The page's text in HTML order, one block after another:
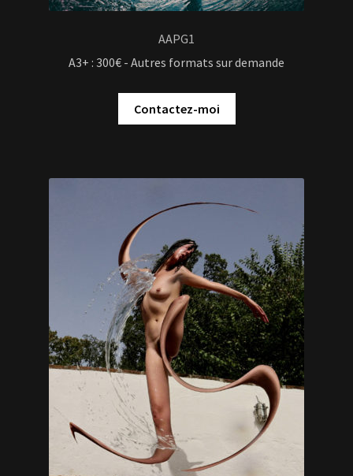
AAPG1
A3+ : 300€ - Autres formats sur demande
Contactez-moi